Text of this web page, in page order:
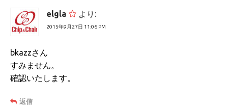
elgla より:
2015年9月27日 11:06 PM
bkazzさん
すみません。
確認いたします。
返信